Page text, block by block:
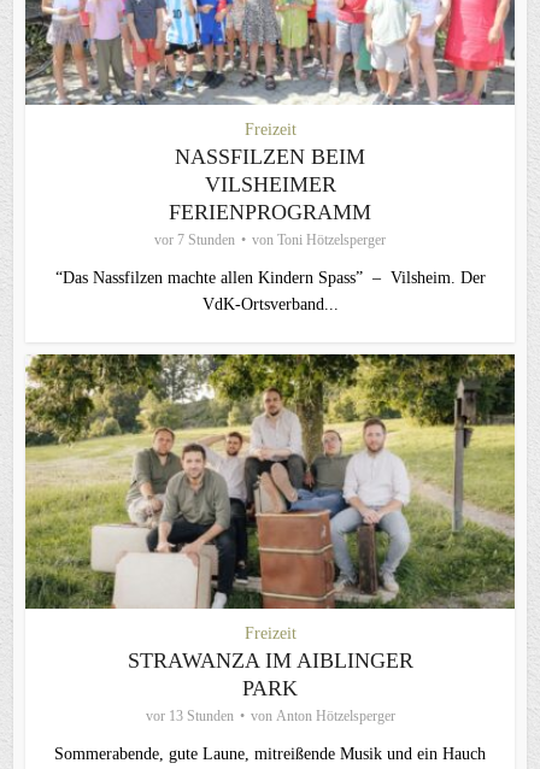
Freizeit
NASSFILZEN BEIM
VILSHEIMER
FERIENPROGRAMM
vor 7 Stunden von Toni Hötzelsperger
“Das Nassfilzen machte allen Kindern Spass” – Vilsheim. Der
VdK-Ortsverband...
Freizeit
STRAWANZA IM AIBLINGER
PARK
vor 13 Stunden von Anton Hötzelsperger
Sommerabende, gute Laune, mitreißende Musik und ein Hauch